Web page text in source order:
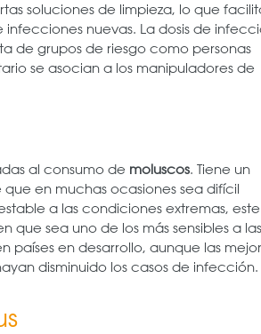
soluciones de limpieza, lo que
nuevas. La dosis de
de grupos de riesgo como personas
se asocian a los manipuladores de
al consumo de moluscos. Tiene un
en muchas ocasiones sea difícil
a las condiciones extremas, este
que sea uno de los más sensibles a las
países en desarrollo, aunque las
disminuido los casos de infección.